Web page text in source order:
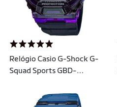
Relógio Casio G-Shock G-
Squad Sports GBD-
de Passos Bluetooth